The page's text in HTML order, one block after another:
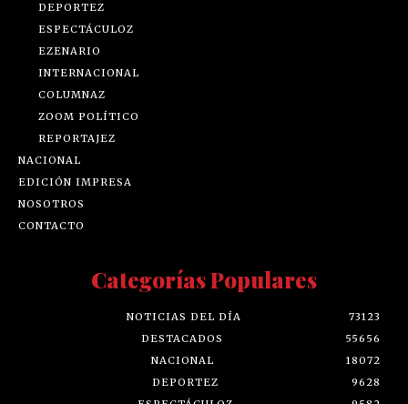
DEPORTEZ
ESPECTÁCULOZ
EZENARIO
INTERNACIONAL
COLUMNAZ
ZOOM POLÍTICO
REPORTAJEZ
NACIONAL
EDICIÓN IMPRESA
NOSOTROS
CONTACTO
Categorías Populares
NOTICIAS DEL DÍA
73123
DESTACADOS
55656
NACIONAL
18072
DEPORTEZ
9628